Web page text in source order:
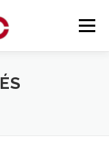
Menú